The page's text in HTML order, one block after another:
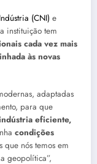
(CNI) e
instituição tem
cada vez mais
às novas
adaptadas
para que
eficiente,
condições
nós temos em
geopolítica”,